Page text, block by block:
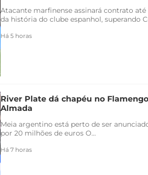
Atacante marfinense assinará contrato
da história do clube espanhol, superando
Há 5 horas
River Plate dá chapéu no
Almada
Meia argentino está perto de ser
por 20 milhões de euros O...
Há 7 horas